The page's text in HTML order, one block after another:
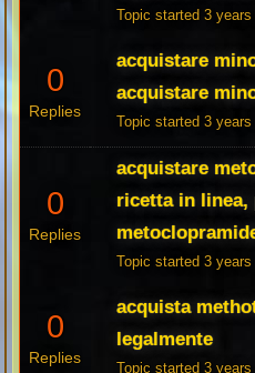
Topic started 3
0
Replies
acquistare
acquistare
Topic started 3
0
Replies
acquistare
ricetta in linea,
Topic started 3
0
Replies
acquista
legalmente
Topic started 3